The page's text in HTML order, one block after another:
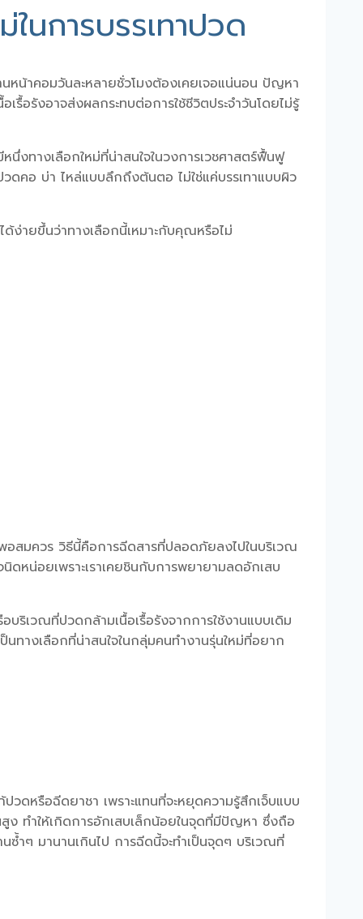
นการบรรเทาปวด
หน้าคอมวันละหลายชั่วโมงต้องเคยเจอแน่นอน ปัญหา
เรื้อรังอาจส่งผลกระทบต่อการใช้ชีวิตประจำวันโดยไม่รู้
ทางเลือกใหม่ที่น่าสนใจในวงการเวชศาสตร์ฟื้นฟู
วดคอ บ่า ไหล่แบบลึกถึงต้นตอ ไม่ใช่แค่บรรเทาแบบผิว
ง่ายขึ้นว่าทางเลือกนี้เหมาะกับคุณหรือไม่
สมควร วิธีนี้คือการฉีดสารที่ปลอดภัยลงไปในบริเวณ
ดหน่อยเพราะเราเคยชินกับการพยายามลดอักเสบ
อบริเวณที่ปวดกล้ามเนื้อเรื้อรังจากการใช้งานแบบเดิม
ทางเลือกที่น่าสนใจในกลุ่มคนทำงานรุ่นใหม่ที่อยาก
ดหรือฉีดยาชา เพราะแทนที่จะหยุดความรู้สึกเจ็บแบบ
ง ทำให้เกิดการอักเสบเล็กน้อยในจุดที่มีปัญหา ซึ่งถือ
ซ้ำๆ มานานเกินไป การฉีดนี้จะทำเป็นจุดๆ บริเวณที่